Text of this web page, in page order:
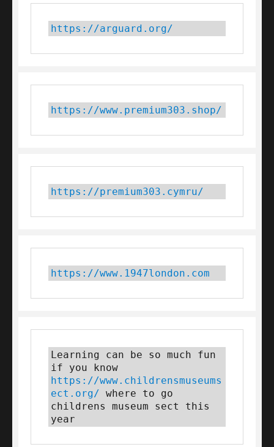
https://arguard.org/
https://www.premium303.shop/
https://premium303.cymru/
https://www.1947london.com
Learning can be so much fun
https://www.childrensmuseums
ect.org/ where to go
childrens museum sect this
year